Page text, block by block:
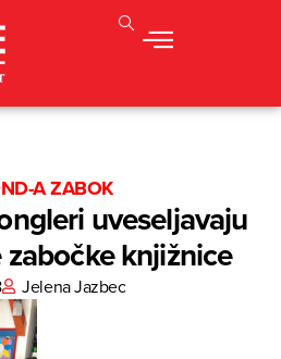
A ZABOK
uveseljavaju
knjižnice
Jelena Jazbec